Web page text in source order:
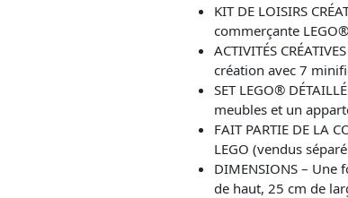
KIT DE LOISIRS
commerçante
ACTIVITÉS
création avec 7
SET LEGO®
meubles et un
FAIT PARTIE DE LA
LEGO (vendus
DIMENSIONS –
de haut, 25 cm de